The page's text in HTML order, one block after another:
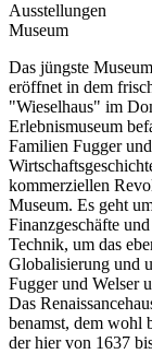
Ausstellungen
Museum
Das jüngste
eröffnet in dem
"Wieselhaus" im
Erlebnismuseum
Familien Fugger
kommerziellen
Museum. Es geht
Finanzgeschäfte
Technik, um das
Globalisierung und
Fugger und Welser
Das
benamst, dem wohl
der hier von 1637